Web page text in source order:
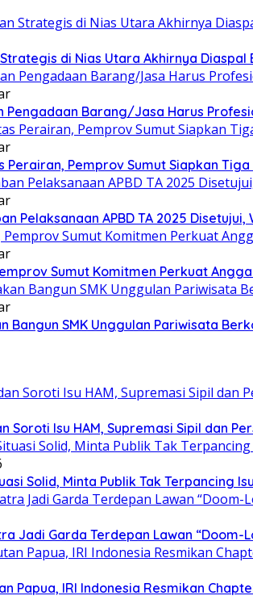
di Nias Utara Akhirnya Diaspal
Pengadaan Barang/Jasa Harus
Perairan, Pemprov Sumut Siapkan
Pelaksanaan APBD TA 2025
Sumut Komitmen Perkuat
Bangun SMK Unggulan Pariwisata
Soroti Isu HAM, Supremasi Sipil dan
Solid, Minta Publik Tak Terpancing
Jadi Garda Terdepan Lawan “Doom-
Papua, IRI Indonesia Resmikan